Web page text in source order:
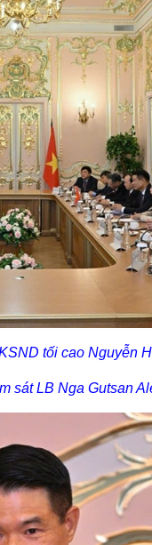
tối cao Nguyễn
sát LB Nga Gutsan